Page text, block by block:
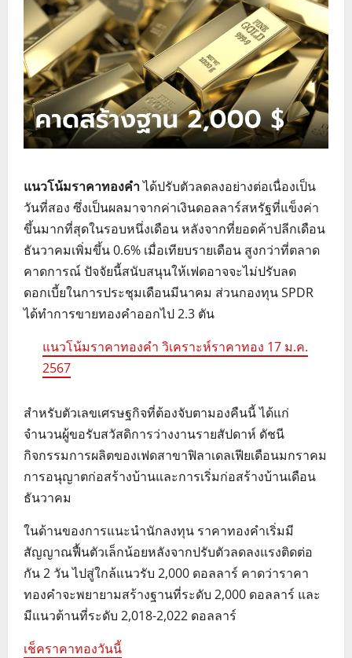
แนวโน้มราคาทองคำได้ปรับตัวลดลงอย่างต่อเนื่องเป็น
วันที่สอง ซึ่งเป็นผลมาจากค่าเงินดอลลาร์สหรัฐที่แข็งค่า
ขึ้นมากที่สุดในรอบหนึ่งเดือน หลังจากที่ยอดค้าปลีกเดือน
ธันวาคมเพิ่มขึ้น 0.6% เมื่อเทียบรายเดือน สูงกว่าที่ตลาด
คาดการณ์ ปัจจัยนี้สนับสนุนให้เฟดอาจจะไม่ปรับลด
ดอกเบี้ยในการประชุมเดือนมีนาคม ส่วนกองทุน SPDR
ได้ทำการขายทองคำออกไป 2.3 ตัน
แนวโน้มราคาทองคำ วิเคราะห์ราคาทอง 17 ม.ค.
2567
สำหรับตัวเลขเศรษฐกิจที่ต้องจับตามองคืนนี้ ได้แก่
จำนวนผู้ขอรับสวัสดิการว่างงานรายสัปดาห์ ดัชนี
กิจกรรมการผลิตของเฟดสาขาฟิลาเดลเฟียเดือนมกราคม
การอนุญาตก่อสร้างบ้านและการเริ่มก่อสร้างบ้านเดือน
ธันวาคม
ในด้านของการแนะนำนักลงทุน ราคาทองคำเริ่มมี
สัญญาณฟื้นตัวเล็กน้อยหลังจากปรับตัวลดลงแรงติดต่อ
กัน 2 วัน ไปสู่ใกล้แนวรับ 2,000 ดอลลาร์ คาดว่าราคา
ทองคำจะพยายามสร้างฐานที่ระดับ 2,000 ดอลลาร์ และ
มีแนวต้านที่ระดับ 2,018-2,022 ดอลลาร์
เช็คราคาทองวันนี้